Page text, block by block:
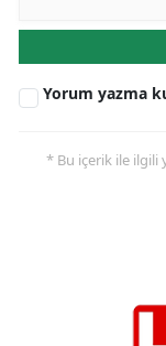
Yorum yazma
* Bu içerik ile ilgili